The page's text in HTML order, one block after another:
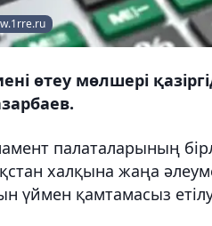
өтеу мөлшері
палаталарының
халқына жаңа
үймен қамтамасыз